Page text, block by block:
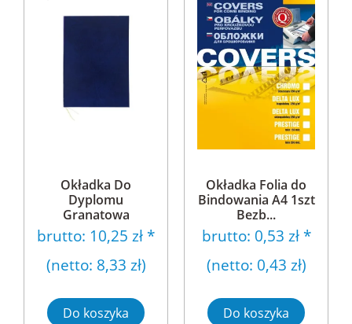
Okładka Do
Dyplomu
Granatowa
brutto: 10,25 zł *
(netto: 8,33 zł)
Do koszyka
Okładka Folia do
Bindowania A4 1szt
Bezb...
brutto: 0,53 zł*
(netto: 0,43 zł)
Do koszyka